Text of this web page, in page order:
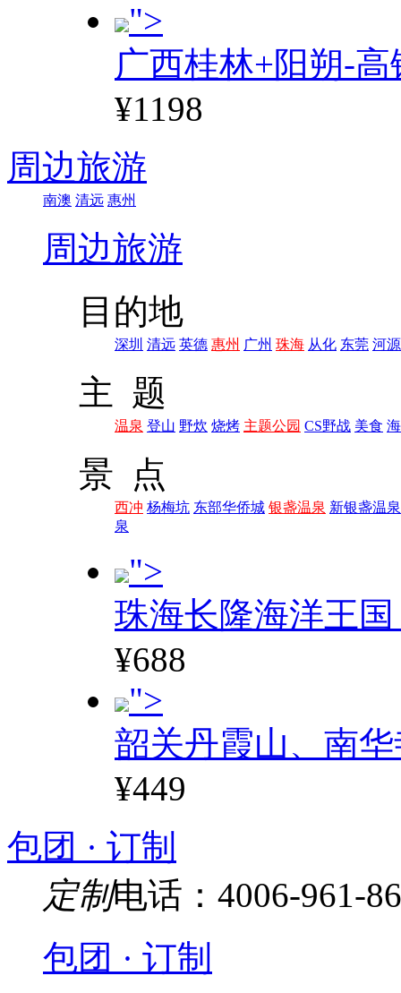
">
广西桂林+阳朔-高
¥1198
周边旅游
南澳 清远 惠州
周边旅游
目的地
深圳 清远 英德 惠州 广州 珠海 从化 东莞 河源
主 题
温泉 登山 野炊 烧烤 主题公园 CS野战 美食
景 点
西冲 杨梅坑 东部华侨城 银盏温泉 新银盏温泉
泉
">
珠海长隆海洋王
¥688
">
韶关丹霞山、南
¥449
包团 · 订制
定制电话：4006-961-
包团 · 订制